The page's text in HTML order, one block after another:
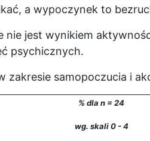
a wypoczynek to
nie jest wynikiem
psychicznych.
zakresie samopoczucia i
% dla n = 24
wg. skali 0 - 4